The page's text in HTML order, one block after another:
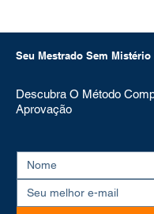
Seu Mestrado Sem Mistério
Descubra O Método
Aprovação